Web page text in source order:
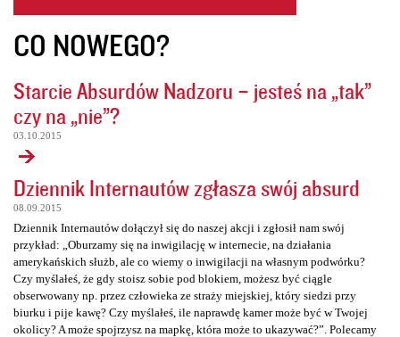
CO NOWEGO?
Starcie Absurdów Nadzoru – jesteś na „tak”
czy na „nie”?
03.10.2015
Dziennik Internautów zgłasza swój absurd
08.09.2015
Dziennik Internautów dołączył się do naszej akcji i zgłosił nam swój
przykład: „Oburzamy się na inwigilację w internecie, na działania
amerykańskich służb, ale co wiemy o inwigilacji na własnym podwórku?
Czy myślałeś, że gdy stoisz sobie pod blokiem, możesz być ciągle
obserwowany np. przez człowieka ze straży miejskiej, który siedzi przy
biurku i pije kawę? Czy myślałeś, ile naprawdę kamer może być w Twojej
okolicy? A może spojrzysz na mapkę, która może to ukazywać?”. Polecamy